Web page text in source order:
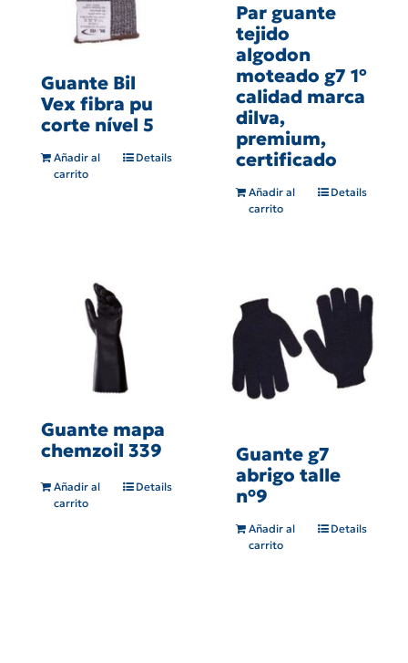
Guante Bil
Vex fibra pu
corte nível 5
Añadir al
carrito
Details
Par guante
tejido
algodon
moteado g7 1º
calidad marca
dilva,
premium,
certificado
Añadir al
carrito
Details
Guante mapa
chemzoil 339
Añadir al
carrito
Details
Guante g7
abrigo talle
n°9
Añadir al
carrito
Details